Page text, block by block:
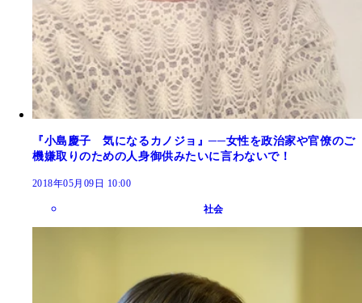
『小島慶子 気になるカノジョ』──女性を政治家や官僚のご
機嫌取りのための人身御供みたいに言わないで！
2018年05月09日 10:00
社会